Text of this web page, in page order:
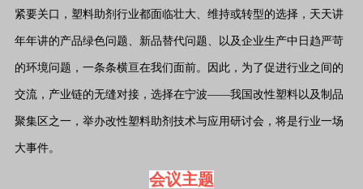
紧要关口，塑料助剂行业都面临壮大、维持或转型的选择，天天讲
年年讲的产品绿色问题、新品替代问题、以及企业生产中日趋严苛
的环境问题，一条条横亘在我们面前。因此，为了促进行业之间的
交流，产业链的无缝对接，选择在宁波——我国改性塑料以及制品
聚集区之一，举办改性塑料助剂技术与应用研讨会，将是行业一场
大事件。
会议主题